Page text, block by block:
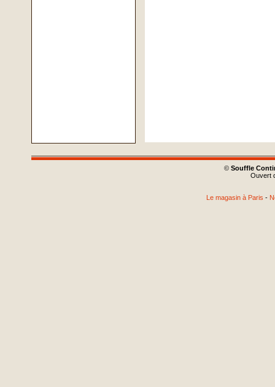
© Souffle
Ouvert
Le magasin à Paris -